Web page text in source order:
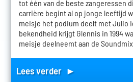
tot één van de beste zangeressen
carrière begint al op jonge leeftijd
meisje het podium deelt met Julio
bekendheid krijgt Glennis in 1994
meisje deelneemt aan de
Lees verder ►